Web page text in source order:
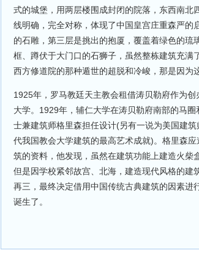
式的城堡，用两层楼围成封闭的院落，东西南北
线明确，完全对称，体现了中国皇宫庄重森严的
的石雕，第三层是挑出的抱厦，覆盖着绿色的
框、蹲伏于大门口的石狮子，虽然整栋建筑充满
西方修道院的那种遁世的超脱和冷峻，那是因为
1925年，罗马教廷天主教会租借涛贝勒府作为
大学。1929年，辅仁大学在涛贝勒府南部的马
士兼建筑师格里森担任设计(另有一说为美国建
代我国教会大学建筑的最高艺术成就)。格里森
筑的资料，他发现，虽然在建筑功能上建造火柴
但是因学校紧邻故宫、北海，建造现代风格的建
再三，最终决定借用中国传统古典建筑的因素进
诞生了。